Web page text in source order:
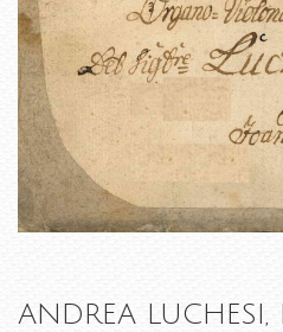
ANDREA LUCHESI,